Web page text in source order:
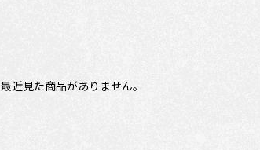
最近見た商品がありません。